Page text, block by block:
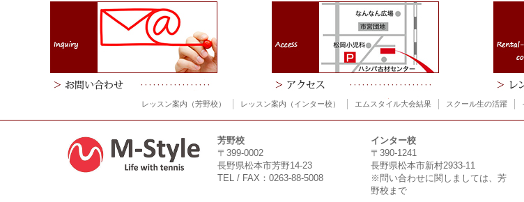
レッスン案内（芳野校） レッスン案内（インター校） エムスタイル大会結果 スクール生の活躍
芳野校
〒399-0002
長野県松本市芳野14-23
TEL / FAX：0263-88-5008
インター校
〒390-1241
長野県松本市新村2933-11
※問い合わせに関しましては、芳
野校まで